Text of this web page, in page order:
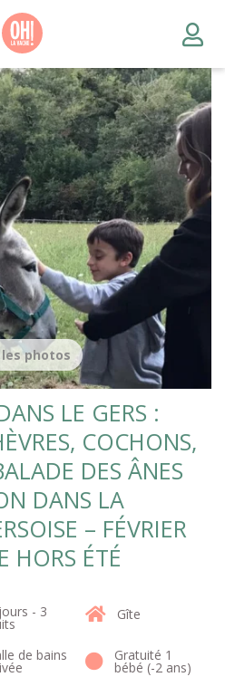
LE GERS :
COCHONS,
DES ÂNES
DANS LA
– FÉVRIER
HORS ÉTÉ
photos
- 3 Gîte
de bains Gratuité 1
bébé (-2 ans)